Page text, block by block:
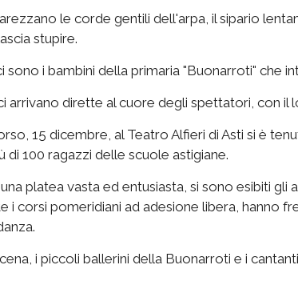
le corde gentili dell'arpa, il sipario
stupire.
sono i bambini della primaria "Buonarroti" che
arrivano dirette al cuore degli spettatori, con il
15 dicembre, al Teatro Alfieri di Asti si è
di 100 ragazzi delle scuole astigiane.
platea vasta ed entusiasta, si sono esibiti
i corsi pomeridiani ad adesione libera, hanno
i piccoli ballerini della Buonarroti e i